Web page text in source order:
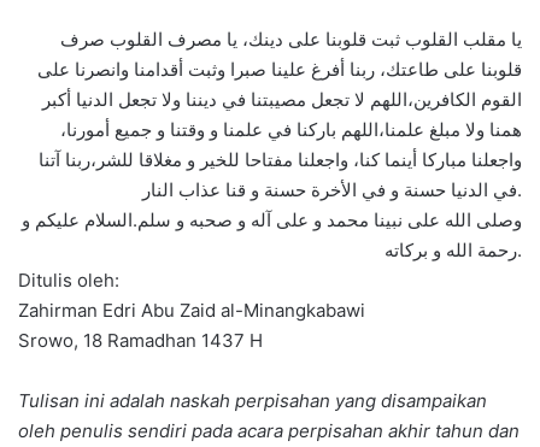
يا مقلب القلوب ثبت قلوبنا على دينك، يا مصرف القلوب صرف
قلوبنا على طاعتك، ربنا أفرغ علينا صبرا وثبت أقدامنا وانصرنا على
القوم الكافرين،اللهم لا تجعل مصيبتنا في ديننا ولا تجعل الدنيا أكبر
همنا ولا مبلغ علمنا،اللهم باركنا في علمنا و وقتنا و جميع أمورنا،
واجعلنا مباركا أينما كنا، واجعلنا مفتاحا للخير و مغلاقا للشر،ربنا آتنا
في الدنيا حسنة و في الأخرة حسنة و قنا عذاب النار.
وصلى الله على نبينا محمد و على آله و صحبه و سلم.السلام عليكم و
رحمة الله و بركاته.
Ditulis oleh:
Zahirman Edri Abu Zaid al-Minangkabawi
Srowo, 18 Ramadhan 1437 H
Tulisan ini adalah naskah perpisahan yang disampaikan
oleh penulis sendiri pada acara perpisahan akhir tahun dan